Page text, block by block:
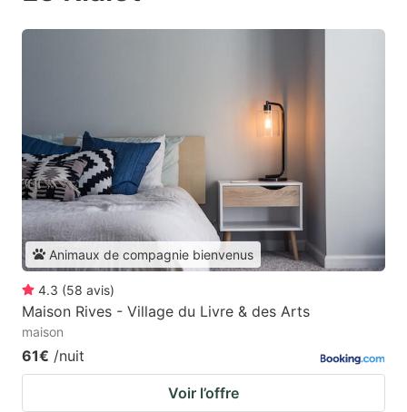
Animaux de compagnie bienvenus
4.3 (58 avis)
Maison Rives - Village du Livre & des Arts
maison
61€ /nuit
Voir l’offre